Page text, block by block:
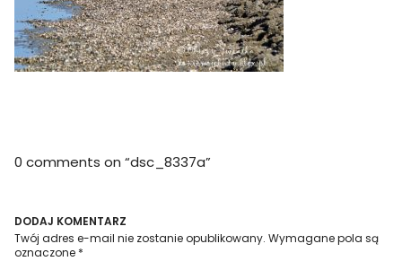
Niezwyczajne ściany
Dom na kółkach
0 comments on “dsc_8337a”
DODAJ KOMENTARZ
Twój adres e-mail nie zostanie opublikowany. Wymagane pola są
oznaczone *